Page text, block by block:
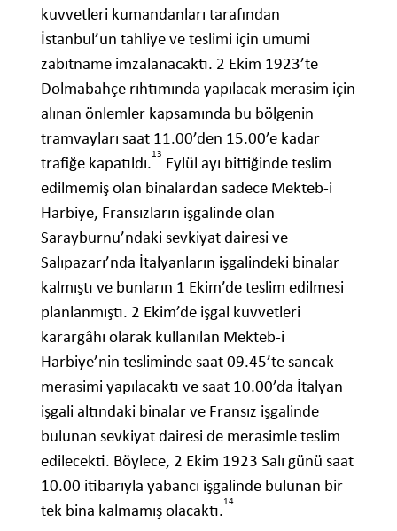
kuvvetleri kumandanları tarafından
İstanbul’un tahliye ve teslimi için umumi
zabıtname imzalanacaktı. 2 Ekim 1923’te
Dolmabahçe rıhtımında yapılacak merasim için
alınan önlemler kapsamında bu bölgenin
tramvayları saat 11.00’den 15.00’e kadar
trafiğe kapatıldı.13 Eylül ayı bittiğinde teslim
edilmemiş olan binalardan sadece Mekteb-i
Harbiye, Fransızların işgalinde olan
Sarayburnu’ndaki sevkiyat dairesi ve
Salıpazarı’nda İtalyanların işgalindeki binalar
kalmıştı ve bunların 1 Ekim’de teslim edilmesi
planlanmıştı. 2 Ekim’de işgal kuvvetleri
karargâhı olarak kullanılan Mekteb-i
Harbiye’nin tesliminde saat 09.45’te sancak
merasimi yapılacaktı ve saat 10.00’da İtalyan
işgali altındaki binalar ve Fransız işgalinde
bulunan sevkiyat dairesi de merasimle teslim
edilecekti. Böylece, 2 Ekim 1923 Salı günü saat
10.00 itibarıyla yabancı işgalinde bulunan bir
tek bina kalmamış olacaktı.14